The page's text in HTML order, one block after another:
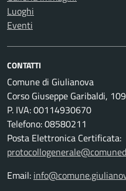
Luoghi
Eventi
CONTATTI
Comune di Giulianova
Corso Giuseppe Garibaldi,
P. IVA: 00114930670
Telefono: 08580211
Posta Elettronica Certificata:
Email: